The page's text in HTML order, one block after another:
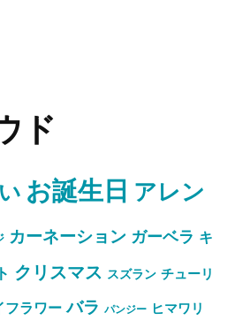
ド
お誕生日 アレン
カーネーション ガーベラ キ
クリスマス スズラン チューリ
フラワー バラ パンジー ヒマワリ